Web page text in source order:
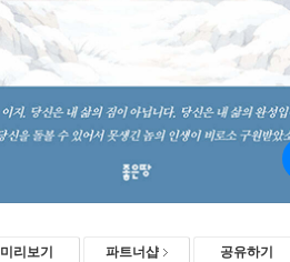
미리보기 파트너샵 공유하기